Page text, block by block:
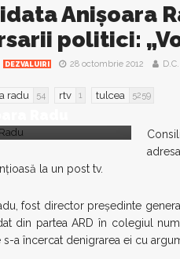
Anişoara
politici:
DEZVALUIRI 28 octombrie 2012 D.C.
radu 54 rtv 1 tulcea 5259
la un post tv.
fost director preşedinte
din partea ARD în colegiul
s-a încercat denigrarea ei cu